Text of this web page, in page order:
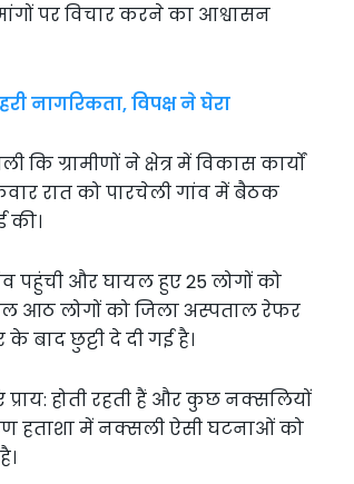
पर विचार करने का आश्वासन
नागरिकता, विपक्ष ने घेरा
ग्रामीणों ने क्षेत्र में विकास कार्यों
रात को पारचेली गांव में बैठक
की।
पहुंची और घायल हुए 25 लोगों को
आठ लोगों को जिला अस्पताल रेफर
बाद छुट्टी दे दी गई है।
प्राय: होती रहती हैं और कुछ नक्सलियों
हताशा में नक्सली ऐसी घटनाओं को